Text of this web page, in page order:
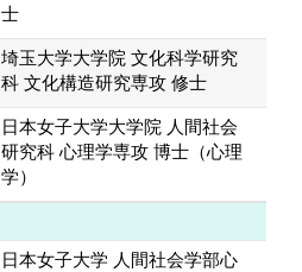
士
埼玉大学大学院 文化科学研究
科 文化構造研究専攻 修士
日本女子大学大学院 人間社会
研究科 心理学専攻 博士（心理
学）
日本女子大学 人間社会学部心